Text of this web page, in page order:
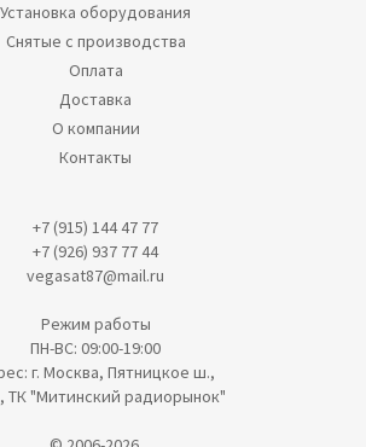
Установка оборудования
Снятые с производства
Оплата
Доставка
О компании
Контакты
+7 (915) 144 47 77
+7 (926) 937 77 44
vegasat87@mail.ru
Режим работы
ПН-ВС: 09:00-19:00
г. Москва, Пятницкое ш.,
ТК "Митинский радиорынок"